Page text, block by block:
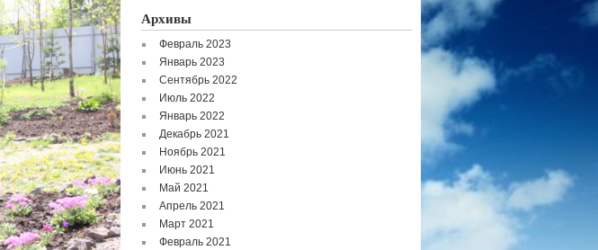
Архивы
Февраль 2023
Январь 2023
Сентябрь 2022
Июль 2022
Январь 2022
Декабрь 2021
Ноябрь 2021
Июнь 2021
Май 2021
Апрель 2021
Март 2021
Февраль 2021